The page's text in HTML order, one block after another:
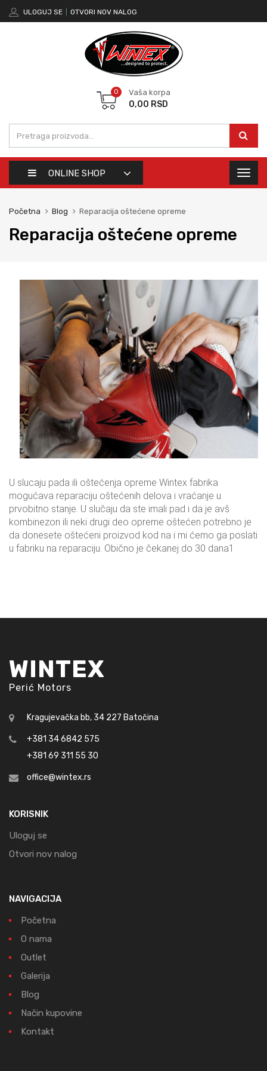
ULOGUJ SE OTVORI NOV NALOG
0 Vaša korpa
0,00 RSD
ONLINE SHOP
Toggle
Početna Blog Reparacija oštećene opreme
Reparacija oštećene opreme
U slucaju pada ili oštećenja opreme Wintex fabrika
mogućava reparaciju oštećenih delova i vraćanje u
prvobitno stanje. U slučaju da ste imali pad i da je avš
kombinezon ili neki drugi deo opreme oštećen potrebno je
da donesete oštećeni proizvod kod na i mi ćemo ga poslati
u fabriku na reparaciju. Obično je čekanej do 30 dana1
WINTEX
Perić Motors
Kragujevačka bb, 34 227 Batočina
+381 34 6842 575
+381 69 311 55 30
office@wintex.rs
KORISNIK
Uloguj se
Otvori nov nalog
NAVIGACIJA
Početna
O nama
Outlet
Galerija
Blog
Način kupovine
Kontakt